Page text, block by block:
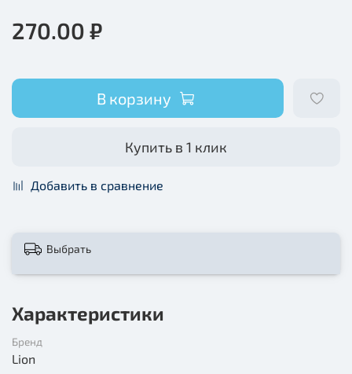
270.00 ₽
В корзину
Купить в 1 клик
Добавить в сравнение
Выбрать
Характеристики
Бренд
Lion